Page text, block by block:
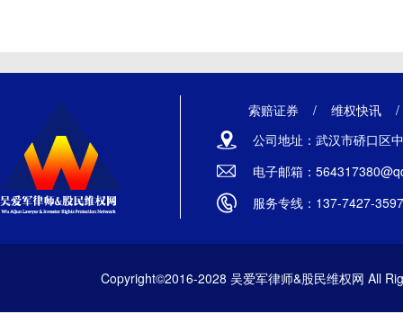
索赔证券 / 维权快讯
公司地址：武汉市硚口区
电子邮箱：
服务专线：137-7427-3597
Copyright©2016-2028 吴爱军律师&股民维权网 All